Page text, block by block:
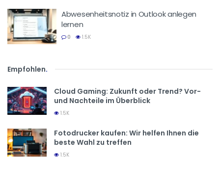
Abwesenheitsnotiz in Outlook anlegen
lernen
0 1.5K
Empfohlen.
Cloud Gaming: Zukunft oder Trend? Vor-
und Nachteile im Überblick
1.5K
Fotodrucker kaufen: Wir helfen Ihnen die
beste Wahl zu treffen
1.5K